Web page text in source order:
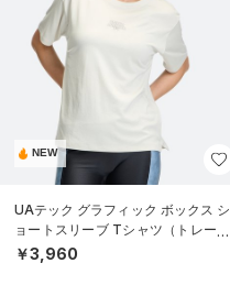
NEW
UAテック グラフィック ボックス シ
ョートスリーブ Tシャツ（トレーニ
ング/WOMEN）
￥3,960